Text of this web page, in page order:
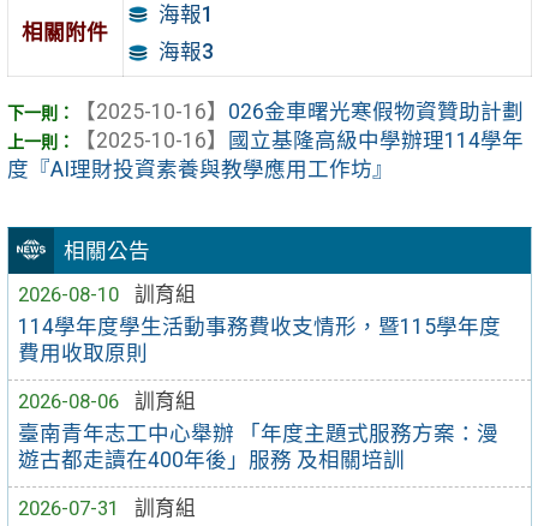
相關公告
2026-08-10
訓育組
114學年度學生活動事務費收支情形，暨115學年度
費用收取原則
2026-08-06
訓育組
臺南青年志工中心舉辦 「年度主題式服務方案：漫
遊古都走讀在400年後」服務 及相關培訓
2026-07-31
訓育組
相關附件
海報1
海報3
【2025-10-16】 026金車曙光寒假物資贊助計劃
【2025-10-16】
國立基隆高級中學辦理114學年
度『AI理財投資素養與教學應用工作坊』